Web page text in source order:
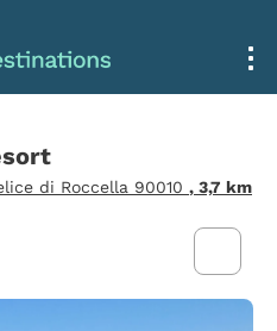
di Roccella 90010 , 3,7 km